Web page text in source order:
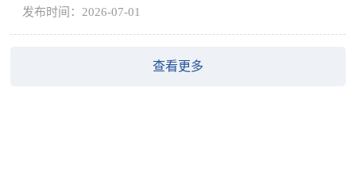
发布时间：2026-07-01
查看更多